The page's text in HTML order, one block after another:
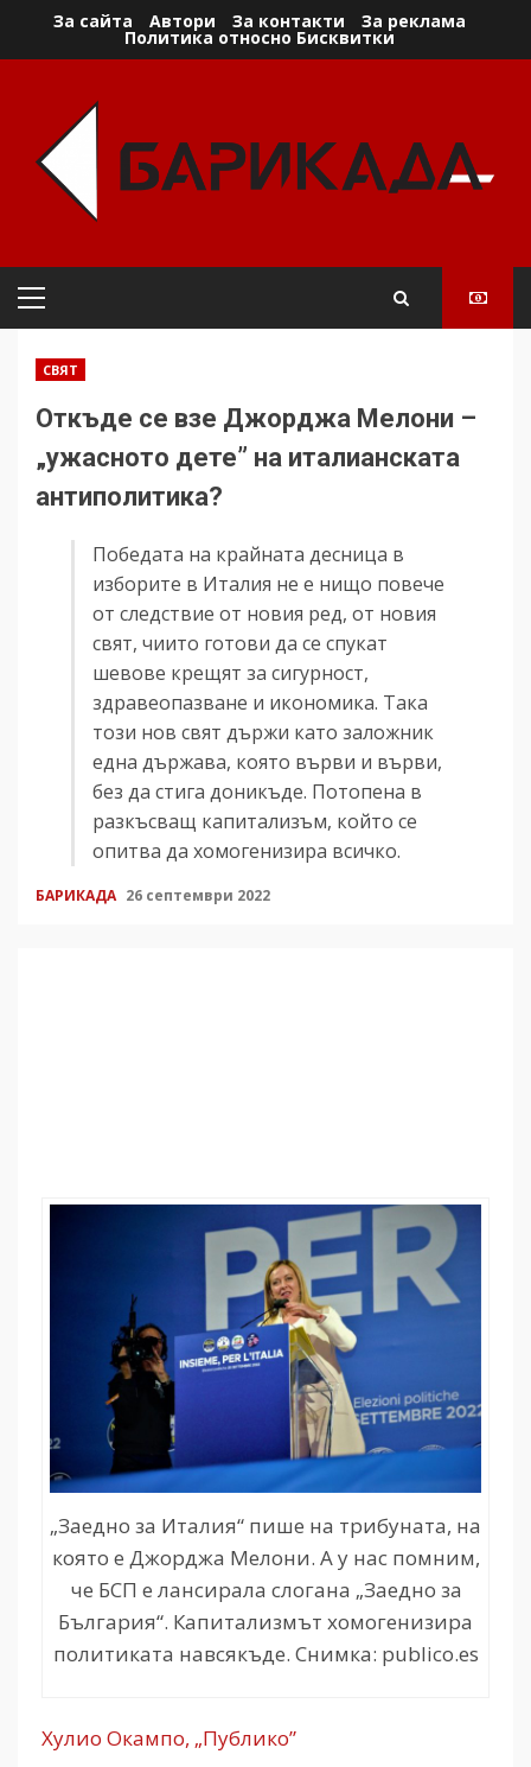
За сайта Автори За контакти За реклама
Политика относно Бисквитки
Primary
СВЯТ
Откъде се взе Джорджа Мелони –
„ужасното дете” на италианската
антиполитика?
Победата на крайната десница в
изборите в Италия не е нищо повече
от следствие от новия ред, от новия
свят, чиито готови да се спукат
шевове крещят за сигурност,
здравеопазване и икономика. Така
този нов свят държи като заложник
една държава, която върви и върви,
без да стига доникъде. Потопена в
разкъсващ капитализъм, който се
опитва да хомогенизира всичко.
БАРИКАДА 26 септември 2022
„Заедно за Италия“ пише на трибуната, на
която е Джорджа Мелони. А у нас помним,
че БСП е лансирала слогана „Заедно за
България“. Капитализмът хомогенизира
политиката навсякъде. Снимка: publico.es
Хулио Окампо, „Публико”